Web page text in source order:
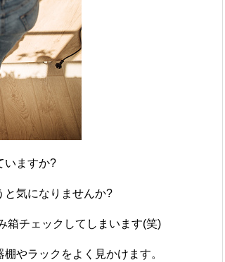
いますか?
と気になりませんか?
箱チェックしてしまいます(笑)
やラックをよく見かけます。